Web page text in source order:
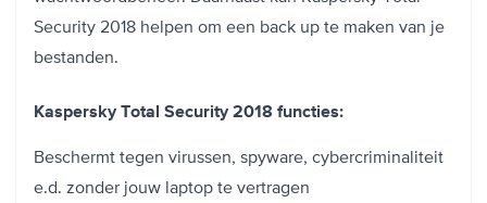
Security 2018 helpen om een back up te maken van je
bestanden.
Kaspersky Total Security 2018 functies:
Beschermt tegen virussen, spyware, cybercriminaliteit
e.d. zonder jouw laptop te vertragen